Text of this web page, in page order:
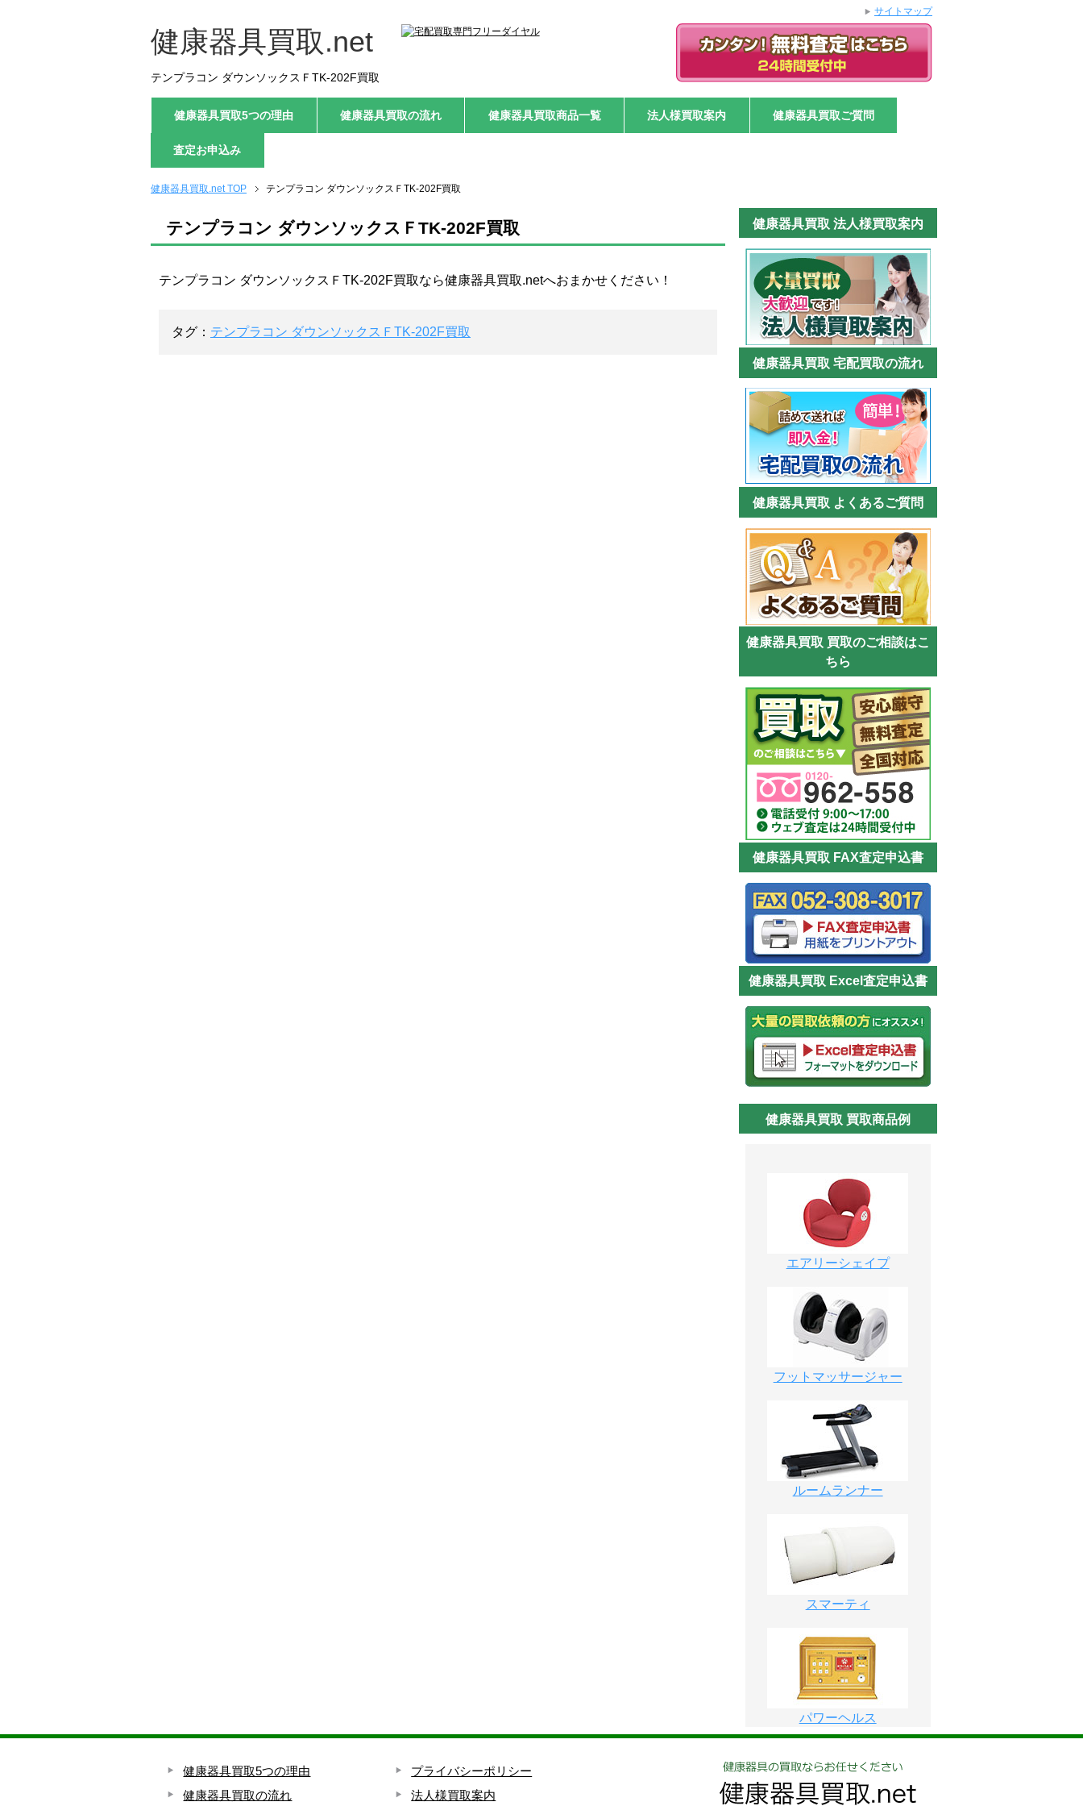
健康器具買取.net
テンプラコン ダウンソックスＦTK-202F買取
健康器具買取5つの理由 健康器具買取の流れ 健康器具買取商品一覧 法人様買取案内 健康器具買取ご質問
査定お申込み
健康器具買取.net TOP テンプラコン ダウンソックスＦTK-202F買取
テンプラコン ダウンソックスＦTK-202F買取
テンプラコン ダウンソックスＦTK-202F買取なら健康器具買取.netへおまかせください！
タグ： テンプラコン ダウンソックスＦTK-202F買取
健康器具買取 法人様買取案内
健康器具買取 宅配買取の流れ
健康器具買取 よくあるご質問
健康器具買取 買取のご相談はこ
ちら
健康器具買取 FAX査定申込書
健康器具買取 Excel査定申込書
健康器具買取 買取商品例
エアリーシェイプ
フットマッサージャー
ルームランナー
スマーティ
パワーヘルス
健康器具買取5つの理由
健康器具買取の流れ
プライバシーポリシー
法人様買取案内
サイトマップ